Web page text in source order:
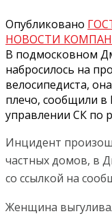
Опубликовано
НОВОСТИ
В подмосковном
набросилось на
велосипедиста,
плечо, сообщили в
управлении СК по
Инцидент
частных домов, в
со ссылкой на
Женщина